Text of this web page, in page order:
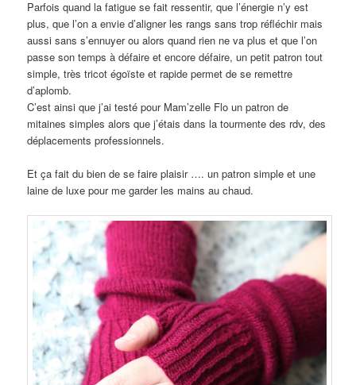
Parfois quand la fatigue se fait ressentir, que l’énergie n’y est
plus, que l’on a envie d’aligner les rangs sans trop réfléchir mais
aussi sans s’ennuyer ou alors quand rien ne va plus et que l’on
passe son temps à défaire et encore défaire, un petit patron tout
simple, très tricot égoïste et rapide permet de se remettre
d’aplomb.
C’est ainsi que j’ai testé pour Mam’zelle Flo un patron de
mitaines simples alors que j’étais dans la tourmente des rdv, des
déplacements professionnels.
Et ça fait du bien de se faire plaisir …. un patron simple et une
laine de luxe pour me garder les mains au chaud.